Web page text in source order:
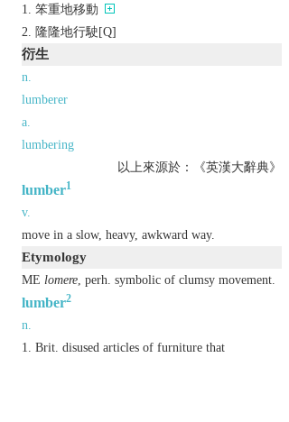
笨重地移動
隆隆地行駛[Q]
衍生
n.
lumberer
a.
lumbering
以上來源於：《英漢大辭典》
lumber1
v.
move in a slow, heavy, awkward way.
Etymology
ME lomere, perh. symbolic of clumsy movement.
lumber2
n.
Brit. disused articles of furniture that